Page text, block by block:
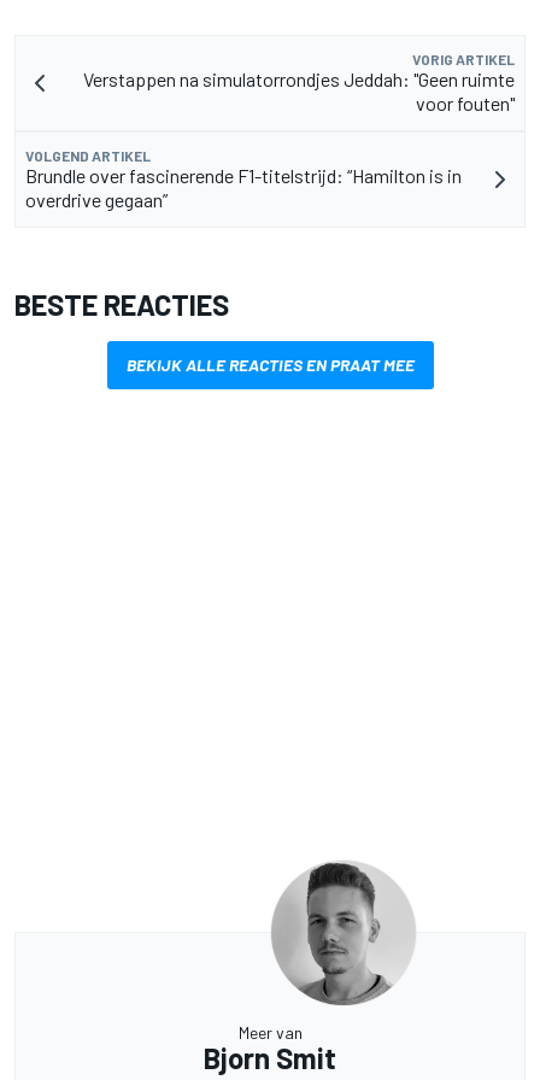
VORIG ARTIKEL
Verstappen na simulatorrondjes Jeddah: "Geen ruimte
voor fouten"
VOLGEND ARTIKEL
Brundle over fascinerende F1-titelstrijd: “Hamilton is in
overdrive gegaan”
BESTE REACTIES
BEKIJK ALLE REACTIES EN PRAAT MEE
Meer van
Bjorn Smit